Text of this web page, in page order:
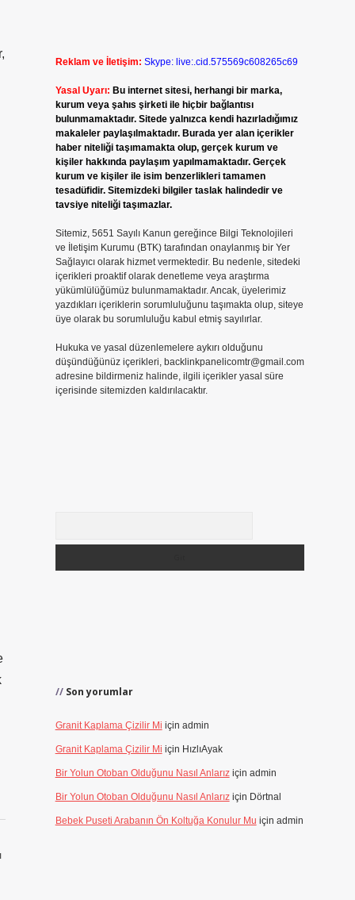
Reklam ve İletişim: Skype: live:.cid.575569c608265c69
Yasal Uyarı: Bu internet sitesi, herhangi bir marka,
kurum veya şahıs şirketi ile hiçbir bağlantısı
bulunmamaktadır. Sitede yalnızca kendi hazırladığımız
makaleler paylaşılmaktadır. Burada yer alan içerikler
haber niteliği taşımamakta olup, gerçek kurum ve
kişiler hakkında paylaşım yapılmamaktadır. Gerçek
kurum ve kişiler ile isim benzerlikleri tamamen
tesadüfidir. Sitemizdeki bilgiler taslak halindedir ve
tavsiye niteliği taşımazlar.
Sitemiz, 5651 Sayılı Kanun gereğince Bilgi Teknolojileri
ve İletişim Kurumu (BTK) tarafından onaylanmış bir Yer
Sağlayıcı olarak hizmet vermektedir. Bu nedenle, sitedeki
içerikleri proaktif olarak denetleme veya araştırma
yükümlülüğümüz bulunmamaktadır. Ancak, üyelerimiz
yazdıkları içeriklerin sorumluluğunu taşımakta olup, siteye
üye olarak bu sorumluluğu kabul etmiş sayılırlar.
Hukuka ve yasal düzenlemelere aykırı olduğunu
düşündüğünüz içerikleri, backlinkpanelicomtr@gmail.com
adresine bildirmeniz halinde, ilgili içerikler yasal süre
içerisinde sitemizden kaldırılacaktır.
Son yorumlar
Granit Kaplama Çizilir Mi için admin
Granit Kaplama Çizilir Mi için HızlıAyak
Bir Yolun Otoban Olduğunu Nasıl Anlarıziçin admin
Bir Yolun Otoban Olduğunu Nasıl Anlarıziçin Dörtnal
Bebek Puseti Arabanın Ön Koltuğa Konulur Mu için admin